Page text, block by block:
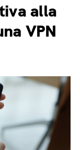
alla
VPN